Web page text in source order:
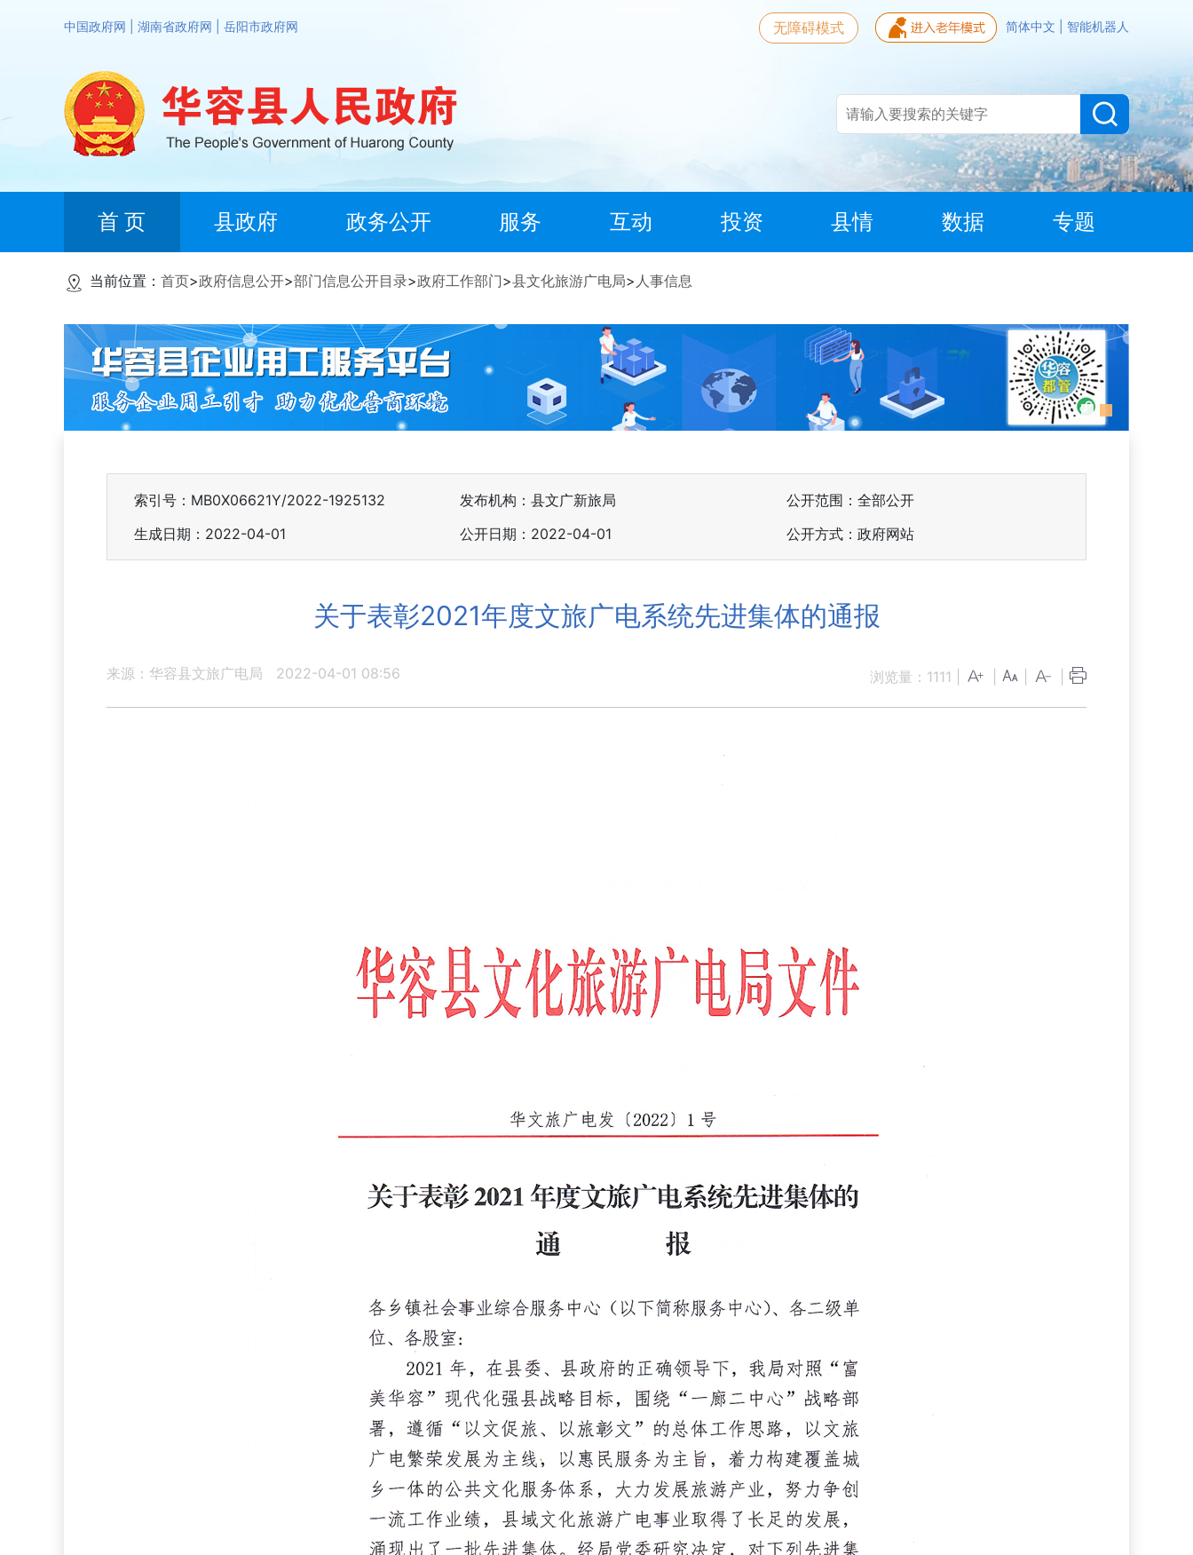
中国政府网 湖南省政府网 岳阳市政府网 简体中文 智能机器人
无障碍模式
首 页 县政府 政务公开 服务 互动 投资 县情 数据 专题
当前位置： 首页>政府信息公开>部门信息公开目录>政府工作部门>县文化旅游广电局> 人事信息
索引号：MB0X06621Y/2022-1925132 发布机构：县文广新旅局
公开范围：全部公开
生成日期：2022-04-01
公开日期：2022-04-01 公开方式：政府网站
关于表彰2021年度文旅广电系统先进集体的通报
来源：华容县文旅广电局 2022-04-01 08:56 浏览量： 1111